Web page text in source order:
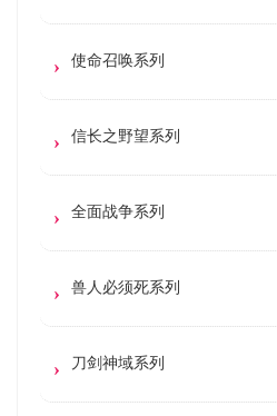
使命召唤系列
信长之野望系列
全面战争系列
兽人必须死系列
刀剑神域系列